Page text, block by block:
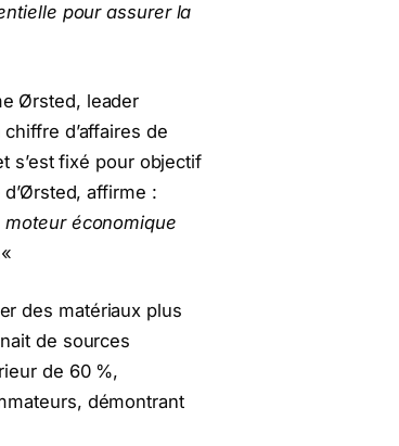
pour assurer la
Ørsted, leader
d’affaires de
s’est fixé pour objectif
affirme :
économique
«
des matériaux plus
de sources
de 60 %,
démontrant